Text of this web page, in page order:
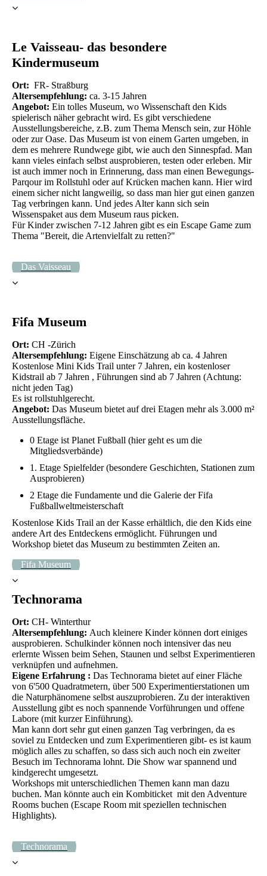
Le Vaisseau- das besondere
Kindermuseum
Ort: FR- Straßburg
Altersempfehlung: ca. 3-15 Jahren
Angebot: Ein tolles Museum, wo Wissenschaft den Kids
spielerisch näher gebracht wird. Es gibt verschiedene
Ausstellungsbereiche, z.B. zum Thema Mensch sein, zur Höhle
oder zur Oase. Das Museum ist von einem Garten umgeben, in
dem es mehrere Rundwege gibt, wie auch den Sinnespfad. Man
kann vieles einfach selbst ausprobieren, testen oder erleben. Mir
ist auch immer noch in Erinnerung, dass man einen Bewegungs-
Parqour im Rollstuhl oder auf Krücken machen kann. Hier wird
einem sicher nicht langweilig, so dass man hier gut einen ganzen
Tag verbringen kann. Und jedes Alter kann sich sein
Wissenspaket aus dem Museum raus picken.
Für Kinder zwischen 7-12 Jahren gibt es ein Escape Game zum
Thema "Bereit, die Artenvielfalt zu retten?"
Das Vaisseau
Fifa Museum
Ort: CH -Zürich
Altersempfehlung: Eigene Einschätzung ab ca. 4 Jahren
Kostenlose Mini Kids Trail unter 7 Jahren, ein kostenloser
Kidstrail ab 7 Jahren , Führungen sind ab 7 Jahren (Achtung:
nicht jeden Tag)
Es ist rollstuhlgerecht.
Angebot: Das Museum bietet auf drei Etagen mehr als 3.000 m²
Ausstellungsfläche.
0 Etage ist Planet Fußball (hier geht es um die
Mitgliedsverbände)
1. Etage Spielfelder (besondere Geschichten, Stationen zum
Ausprobieren)
2 Etage die Fundamente und die Galerie der Fifa
Fußballweltmeisterschaft
Kostenlose Kids Trail an der Kasse erhältlich, die den Kids eine
andere Art des Entdeckens ermöglicht. Führungen und
Workshop bietet das Museum zu bestimmten Zeiten an.
Fifa Museum
Technorama
Ort: CH- Winterthur
Altersempfehlung: Auch kleinere Kinder können dort einiges
ausprobieren. Schulkinder können noch intensiver das neu
erlernte Wissen beim Sehen, Staunen und selbst Experimentieren
verknüpfen und aufnehmen.
Eigene Erfahrung : Das Technorama bietet auf einer Fläche
von 6'500 Quadratmetern, über 500 Experimentierstationen um
die Naturphänomene selbst auszuprobieren. Zu der interaktiven
Ausstellung gibt es noch spannende Vorführungen und offene
Labore (mit kurzer Einführung).
Man kann dort sehr gut einen ganzen Tag verbringen, da es
soviel zu Entdecken und zum Experimentieren gibt- es ist kaum
möglich alles zu schaffen, so dass sich auch noch ein zweiter
Besuch im Technorama lohnt. Die Show war spannend und
kindgerecht umgesetzt.
Workshops mit unterschiedlichen Themen kann man dazu
buchen. Man könnte auch ein Kombiticket mit den Adventure
Rooms buchen (Escape Room mit speziellen technischen
Highlights).
Technorama